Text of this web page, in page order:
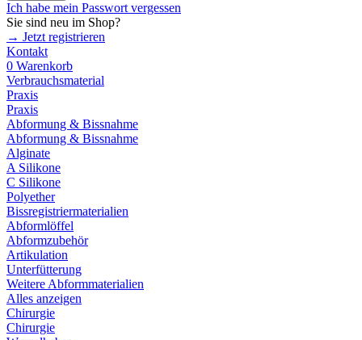
Ich habe mein Passwort vergessen
Sie sind neu im Shop?
→ Jetzt registrieren
Kontakt
0 Warenkorb
Verbrauchsmaterial
Praxis
Praxis
Abformung & Bissnahme
Abformung & Bissnahme
Alginate
A Silikone
C Silikone
Polyether
Bissregistriermaterialien
Abformlöffel
Abformzubehör
Artikulation
Unterfütterung
Weitere Abformmaterialien
Alles anzeigen
Chirurgie
Chirurgie